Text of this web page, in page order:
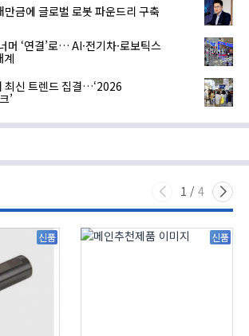
만금에 글로벌 로봇 파운드리 구축
머 ‘연결’로… AI·전기차·로보틱스
계
최신 트렌드 집결…‘2026
’
1 / 4
신품 신품